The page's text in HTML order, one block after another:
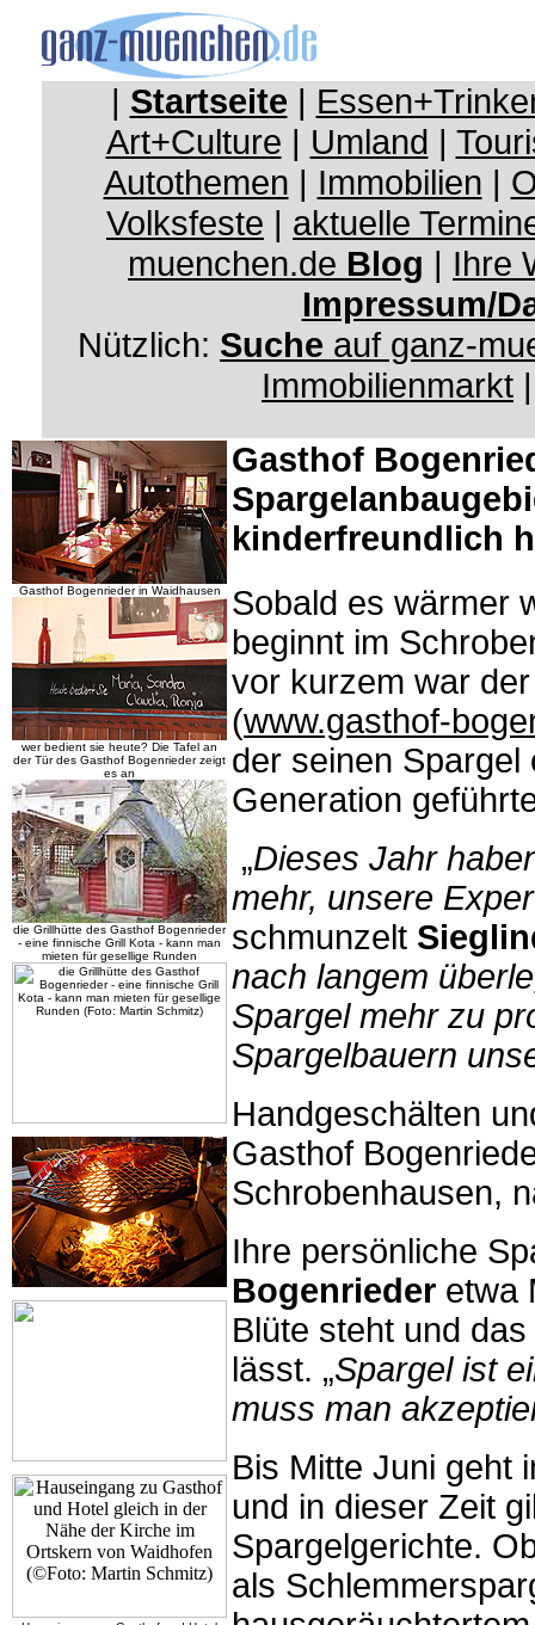
| Startseite |
Art+Culture | Umland |
Autothemen | Immobilien |
Volksfeste | aktuelle
muenchen.de Blog | Ihre
Impressum/
Nützlich: Suche auf ganz-
Immobilienmarkt
Gasthof Bogenrieder in Waidhausen
wer bedient sie heute? Die Tafel an
der Tür des Gasthof Bogenrieder zeigt
es an
die Grillhütte des Gasthof Bogenrieder
- eine finnische Grill Kota - kann man
mieten für gesellige Runden
Gasthof
kinderfreundlich
Sobald es wärmer
beginnt im
vor kurzem war der
(www.gasthof-
der seinen
Generation
„Dieses Jahr
mehr, unsere
schmunzelt
nach langem
Spargel mehr zu
Spargelbauern
Handgeschälten
Gasthof
Schrobenhausen,
Ihre persönliche
Bogenrieder etwa
Blüte steht und
lässt. „Spargel ist
muss man
Bis Mitte Juni geht
und in dieser Zeit
Spargelgerichte.
als